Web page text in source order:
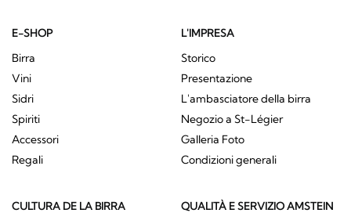
E-SHOP
Birra
Vini
Sidri
Spiriti
Accessori
Regali
L'IMPRESA
Storico
Presentazione
L'ambasciatore della birra
Negozio a St-Légier
Galleria Foto
Condizioni generali
CULTURA DE LA BIRRA QUALITÀ E SERVIZIO AMSTEIN